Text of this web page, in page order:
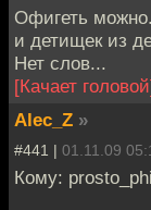
Офигеть
и детищек из
Нет слов...
[Качает
Alec_Z »
#441 | 01.11.09
Кому: